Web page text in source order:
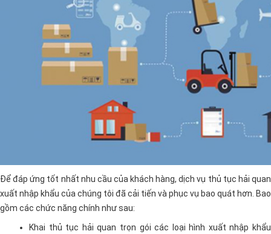
Để đáp ứng tốt nhất nhu cầu của khách hàng, dịch vụ thủ tục hải quan
xuất nhập khẩu của chúng tôi đã cải tiến và phục vụ bao quát hơn. Bao
gồm các chức năng chính như sau:
Khai thủ tục hải quan trọn gói các loại hình xuất nhập khẩu